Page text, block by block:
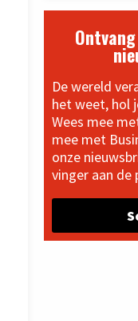
De wereld
het weet, hol
Wees mee
mee met
onze
vinger aan de